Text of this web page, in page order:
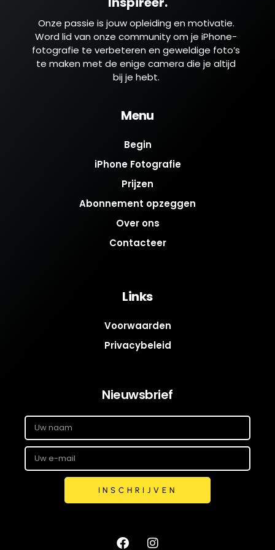
Onze passie is jouw opleiding en motivatie.
Word lid van onze community om je iPhone-
fotografie te verbeteren en geweldige foto’s
te maken met de enige camera die je altijd
bij je hebt.
Menu
Begin
iPhone Fotografie
Prijzen
Abonnement opzeggen
Over ons
Contacteer
Links
Voorwaarden
Privacybeleid
Nieuwsbrief
INSCHRIJVEN